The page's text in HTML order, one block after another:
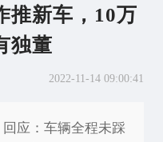
推新车，10万
独董
2022-11-14 09:00:41
应：车辆全程未踩